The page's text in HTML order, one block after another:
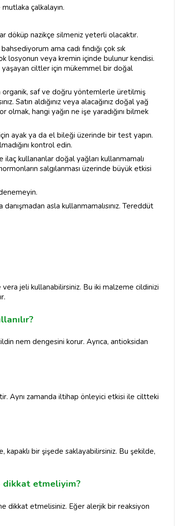
çalkalayın.
döküp nazikçe silmeniz yeterli olacaktır.
ama cadı fındığı çok sık
losyonun veya kremin içinde bulunur kendisi.
ciltler için mükemmel bir doğal
organik, saf ve doğru yöntemlerle üretilmiş
Satın aldığınız veya alacağınız doğal yağ
olmak, hangi yağın ne işe yaradığını bilmek
ayak ya da el bileği üzerinde bir test yapın.
kontrol edin.
ilaç kullananlar doğal yağları kullanmamalı
salgılanması üzerinde büyük etkisi
asla kullanmamalısınız. Tereddüt
jeli kullanabilirsiniz. Bu iki malzeme cildinizi
nem dengesini korur. Ayrıca, antioksidan
Aynı zamanda iltihap önleyici etkisi ile ciltteki
kapaklı bir şişede saklayabilirsiniz. Bu şekilde,
dikkat etmeliyim?
dikkat etmelisiniz. Eğer alerjik bir reaksiyon